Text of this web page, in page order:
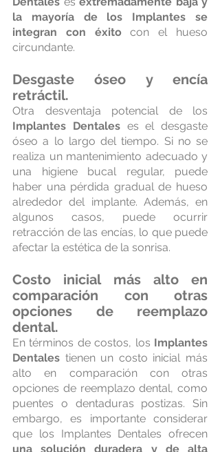
la mayoría de los Implantes se
integran con éxito con el hueso
circundante.
Desgaste óseo y encía
retráctil.
Implantes Dentales es el desgaste
óseo a lo largo del tiempo. Si no se
realiza un mantenimiento adecuado y
una higiene bucal regular, puede
haber una pérdida gradual de hueso
alrededor del implante. Además, en
algunos casos, puede ocurrir
retracción de las encías, lo que puede
afectar la estética de la sonrisa.
Costo inicial más alto en
comparación con otras
opciones de reemplazo
dental.
En términos de costos, los Implantes
Dentales tienen un costo inicial más
alto en comparación con otras
opciones de reemplazo dental, como
puentes o dentaduras postizas. Sin
embargo, es importante considerar
una solución duradera y de alta